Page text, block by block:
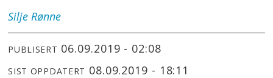
Silje Rønne
PUBLISERT 06.09.2019 - 02:08
SIST OPPDATERT 08.09.2019 - 18:11